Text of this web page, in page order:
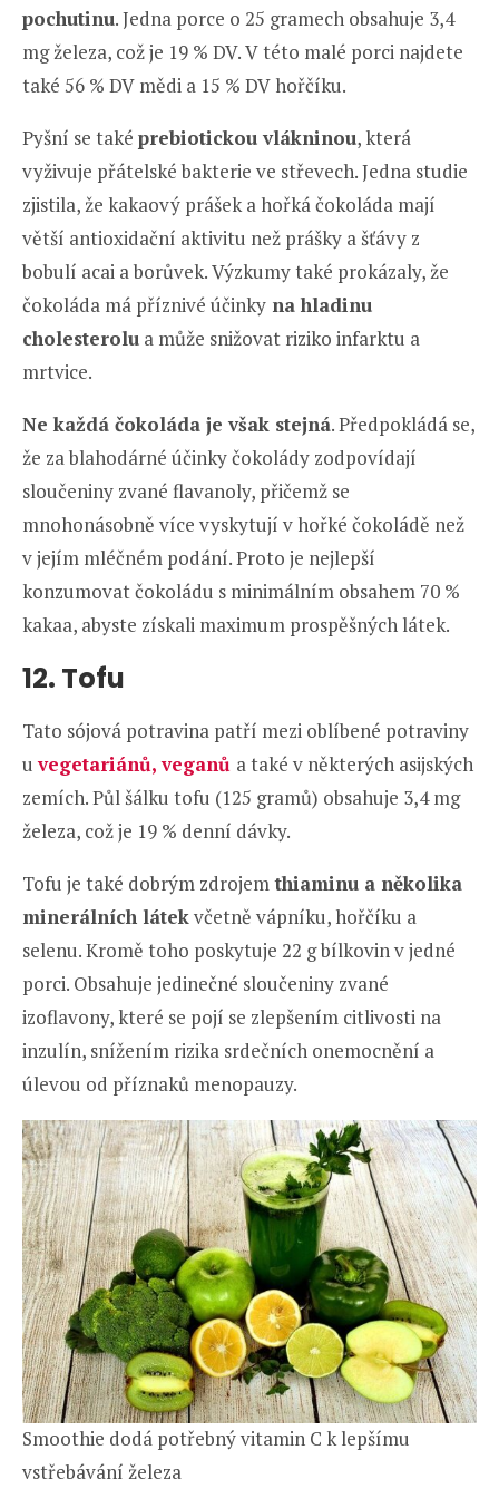
pochutinu. Jedna porce o 25 gramech obsahuje 3,4
mg železa, což je 19 % DV. V této malé porci najdete
také 56 % DV mědi a 15 % DV hořčíku.
Pyšní se také prebiotickou vlákninou, která
vyživuje přátelské bakterie ve střevech. Jedna studie
zjistila, že kakaový prášek a hořká čokoláda mají
větší antioxidační aktivitu než prášky a šťávy z
bobulí acai a borůvek. Výzkumy také prokázaly, že
čokoláda má příznivé účinky na hladinu
cholesterolu a může snižovat riziko infarktu a
mrtvice.
Ne každá čokoláda je však stejná. Předpokládá se,
že za blahodárné účinky čokolády zodpovídají
sloučeniny zvané flavanoly, přičemž se
mnohonásobně více vyskytují v hořké čokoládě než
v jejím mléčném podání. Proto je nejlepší
konzumovat čokoládu s minimálním obsahem 70 %
kakaa, abyste získali maximum prospěšných látek.
12. Tofu
Tato sójová potravina patří mezi oblíbené potraviny
uvegetariánů, veganů a také v některých asijských
zemích. Půl šálku tofu (125 gramů) obsahuje 3,4 mg
železa, což je 19 % denní dávky.
Tofu je také dobrým zdrojemthiaminu a několika
minerálních látekvčetně vápníku, hořčíku a
selenu. Kromě toho poskytuje 22 g bílkovin v jedné
porci. Obsahuje jedinečné sloučeniny zvané
izoflavony, které se pojí se zlepšením citlivosti na
inzulín, snížením rizika srdečních onemocnění a
úlevou od příznaků menopauzy.
Smoothie dodá potřebný vitamin C k lepšímu
vstřebávání železa